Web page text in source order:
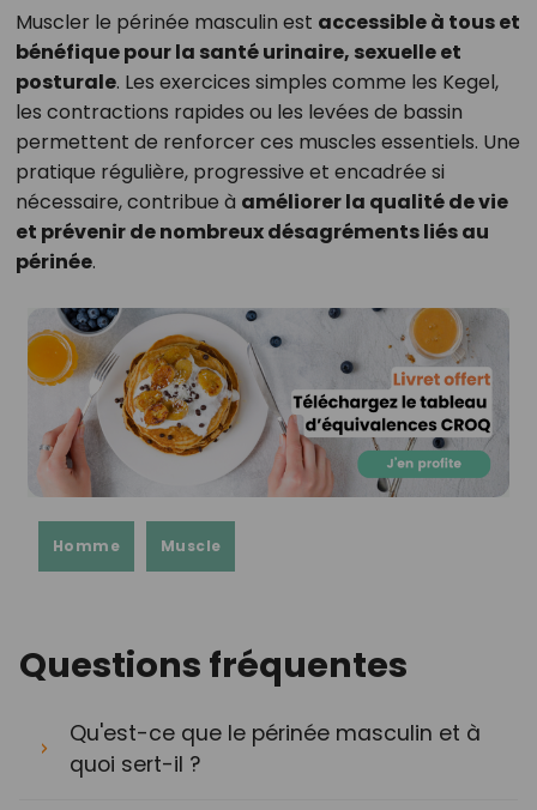
Muscler le périnée masculin est accessible à tous et
bénéfique pour la santé urinaire, sexuelle et
posturale. Les exercices simples comme les Kegel,
les contractions rapides ou les levées de bassin
permettent de renforcer ces muscles essentiels. Une
pratique régulière, progressive et encadrée si
nécessaire, contribue à améliorer la qualité de vie
et prévenir de nombreux désagréments liés au
périnée.
Homme Muscle
Questions fréquentes
Qu'est-ce que le périnée masculin et à
quoi sert-il ?